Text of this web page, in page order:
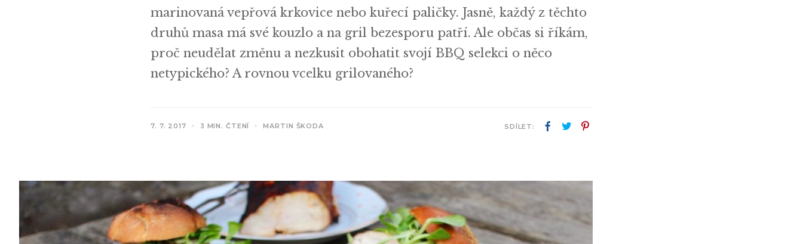
marinovaná vepřová krkovice nebo kuřecí paličky. Jasně, každý z těchto
druhů masa má své kouzlo a na gril bezesporu patří. Ale občas si říkám,
proč neudělat změnu a nezkusit obohatit svojí BBQ selekci o něco
netypického? A rovnou vcelku grilovaného?
7. 7. 2017 3 MIN. ČTENÍ MARTIN ŠKODA SDÍLET: